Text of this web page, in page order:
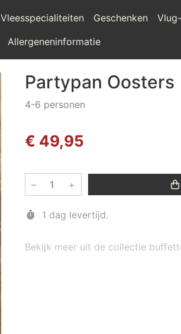
Vleesspecialiteiten Geschenken
Allergeneninformatie
Partypan Oosters
4-6 personen
€ 49,95
– +
1 dag levertijd.
Bekijk meer uit de collectie